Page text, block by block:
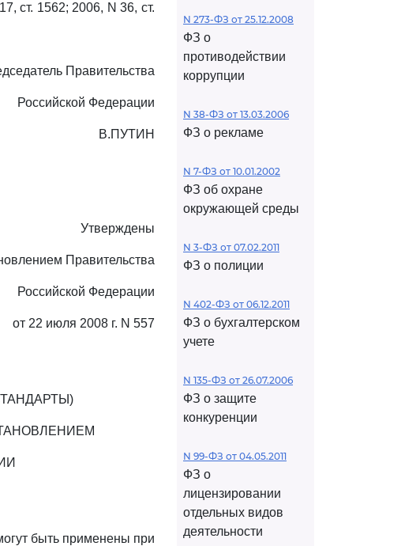
ст. 1562; 2006, N 36, ст.
Правительства
Российской Федерации
В.ПУТИН
Утверждены
Правительства
Российской Федерации
от 22 июля 2008 г. N 557
быть применены при
N 273-ФЗ от 25.12.2008
ФЗ о
противодействии
коррупции
N 38-ФЗ от 13.03.2006
ФЗ о рекламе
N 7-ФЗ от 10.01.2002
ФЗ об охране
окружающей среды
N 3-ФЗ от 07.02.2011
ФЗ о полиции
N 402-ФЗ от 06.12.2011
ФЗ о бухгалтерском
учете
N 135-ФЗ от 26.07.2006
ФЗ о защите
конкуренции
N 99-ФЗ от 04.05.2011
ФЗ о
лицензировании
отдельных видов
деятельности